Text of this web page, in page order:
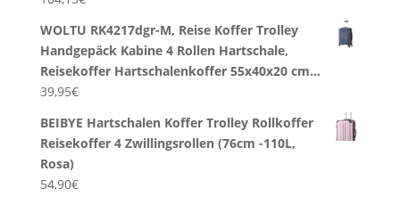
WOLTU RK4217dgr-M, Reise Koffer Trolley
Handgepäck Kabine 4 Rollen Hartschale,
Reisekoffer Hartschalenkoffer 55x40x20 cm…
39,95€
BEIBYE Hartschalen Koffer Trolley Rollkoffer
Reisekoffer 4 Zwillingsrollen (76cm -110L,
Rosa)
54,90€